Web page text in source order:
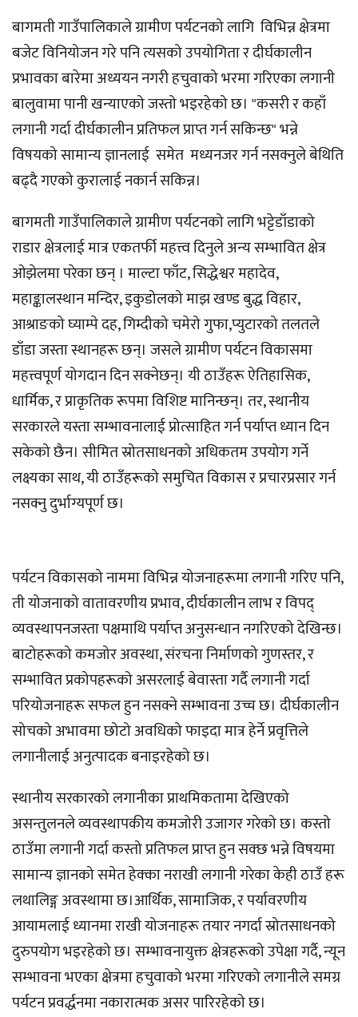
बागमती गाउँपालिकाले ग्रामीण पर्यटनको लागि विभिन्न क्षेत्रमा
बजेट विनियोजन गरे पनि त्यसको उपयोगिता र दीर्घकालीन
प्रभावका बारेमा अध्ययन नगरी हचुवाको भरमा गरिएका लगानी
बालुवामा पानी खन्याएको जस्तो भइरहेको छ। "कसरी र कहाँ
लगानी गर्दा दीर्घकालीन प्रतिफल प्राप्त गर्न सकिन्छ" भन्ने
विषयको सामान्य ज्ञानलाई समेत मध्यनजर गर्न नसक्नुले बेथिति
बढ्दै गएको कुरालाई नकार्न सकिन्न।
बागमती गाउँपालिकाले ग्रामीण पर्यटनको लागि भट्टेडाँडाको
राडार क्षेत्रलाई मात्र एकतर्फी महत्त्व दिनुले अन्य सम्भावित क्षेत्र
ओझेलमा परेका छन् । माल्टा फाँट, सिद्धेश्वर महादेव,
महाङ्कालस्थान मन्दिर, इकुडोलको माझ खण्ड बुद्ध विहार,
आश्राङको घ्याम्पे दह, गिम्दीको चमेरो गुफा,प्युटारको तलतले
डाँडा जस्ता स्थानहरू छन्। जसले ग्रामीण पर्यटन विकासमा
महत्त्वपूर्ण योगदान दिन सक्नेछन्। यी ठाउँहरू ऐतिहासिक,
धार्मिक, र प्राकृतिक रूपमा विशिष्ट मानिन्छन्। तर, स्थानीय
सरकारले यस्ता सम्भावनालाई प्रोत्साहित गर्न पर्याप्त ध्यान दिन
सकेको छैन। सीमित स्रोतसाधनको अधिकतम उपयोग गर्ने
लक्ष्यका साथ, यी ठाउँहरूको समुचित विकास र प्रचारप्रसार गर्न
नसक्नु दुर्भाग्यपूर्ण छ।
पर्यटन विकासको नाममा विभिन्न योजनाहरूमा लगानी गरिए पनि,
ती योजनाको वातावरणीय प्रभाव, दीर्घकालीन लाभ र विपद्
व्यवस्थापनजस्ता पक्षमाथि पर्याप्त अनुसन्धान नगरिएको देखिन्छ।
बाटोहरूको कमजोर अवस्था, संरचना निर्माणको गुणस्तर, र
सम्भावित प्रकोपहरूको असरलाई बेवास्ता गर्दै लगानी गर्दा
परियोजनाहरू सफल हुन नसक्ने सम्भावना उच्च छ। दीर्घकालीन
सोचको अभावमा छोटो अवधिको फाइदा मात्र हेर्ने प्रवृत्तिले
लगानीलाई अनुत्पादक बनाइरहेको छ।
स्थानीय सरकारको लगानीका प्राथमिकतामा देखिएको
असन्तुलनले व्यवस्थापकीय कमजोरी उजागर गरेको छ। कस्तो
ठाउँमा लगानी गर्दा कस्तो प्रतिफल प्राप्त हुन सक्छ भन्ने विषयमा
सामान्य ज्ञानको समेत हेक्का नराखी लगानी गरेका केही ठाउँ हरू
लथालिङ्ग अवस्थामा छ।आर्थिक, सामाजिक, र पर्यावरणीय
आयामलाई ध्यानमा राखी योजनाहरू तयार नगर्दा स्रोतसाधनको
दुरुपयोग भइरहेको छ। सम्भावनायुक्त क्षेत्रहरूको उपेक्षा गर्दै, न्यून
सम्भावना भएका क्षेत्रमा हचुवाको भरमा गरिएको लगानीले समग्र
पर्यटन प्रवर्द्धनमा नकारात्मक असर पारिरहेको छ।